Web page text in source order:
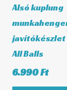
Alsó kuplung
javítókészlet
All Balls
6.990Ft